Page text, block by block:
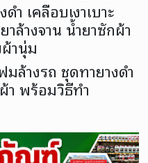
ำ เคลือบเงาเบาะ
ล้างจาน น้ำยาซักผ้า
านุ่ม
ล้างรถ ชุดทายางดำ
า พร้อมวิธีทำ